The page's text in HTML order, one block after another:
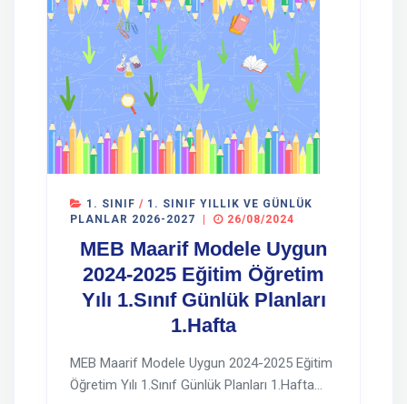
1. SINIF / 1. SINIF YILLIK VE GÜNLÜK
PLANLAR 2026-2027
26/08/2024
MEB Maarif Modele Uygun
2024-2025 Eğitim Öğretim
Yılı 1.Sınıf Günlük Planları
1.Hafta
MEB Maarif Modele Uygun 2024-2025 Eğitim
Öğretim Yılı 1.Sınıf Günlük Planları 1.Hafta...